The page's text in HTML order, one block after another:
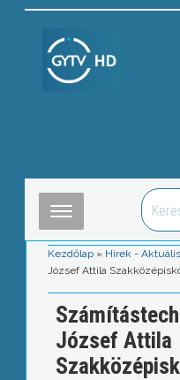
Kezdőlap » Hírek - Aktuális
József Attila
József Attila